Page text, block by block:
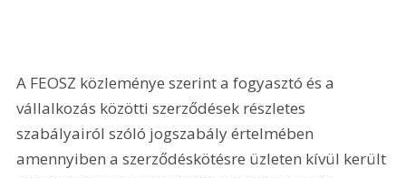
A FEOSZ közleménye szerint a fogyasztó és a
vállalkozás közötti szerződések részletes
szabályairól szóló jogszabály értelmében
amennyiben a szerződéskötésre üzleten kívül került